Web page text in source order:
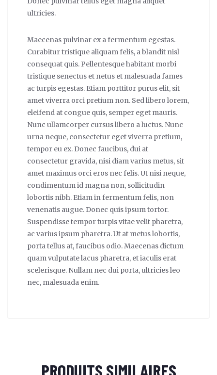
ultricies.
Maecenas pulvinar ex a fermentum egestas.
Curabitur tristique aliquam felis, a blandit nisl
consequat quis. Pellentesque habitant morbi
tristique senectus et netus et malesuada fames
ac turpis egestas. Etiam porttitor purus elit, sit
amet viverra orci pretium non. Sed libero lorem,
eleifend at congue quis, semper eget mauris.
Nunc ullamcorper cursus libero a luctus. Nunc
urna neque, consectetur eget viverra pretium,
tempor eu ex. Donec faucibus, dui at
consectetur gravida, nisi diam varius metus, sit
amet maximus orci eros nec felis. Ut nisi neque,
condimentum id magna non, sollicitudin
lobortis nibh. Etiam in fermentum felis, non
venenatis augue. Donec quis ipsum tortor.
Suspendisse tempor turpis vitae velit pharetra,
ac varius ipsum pharetra. Ut at metus lobortis,
porta tellus at, faucibus odio. Maecenas dictum
quam vulputate lacus pharetra, et iaculis erat
scelerisque. Nullam nec dui porta, ultricies leo
nec, malesuada enim.
PRODUITS SIMILAIRES